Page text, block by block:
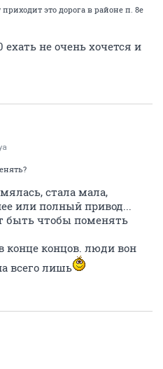
это дорога в районе п. 8е
ехать не очень хочется и
стала мала,
или полный привод...
быть чтобы поменять
конце концов. люди вон
всего лишь